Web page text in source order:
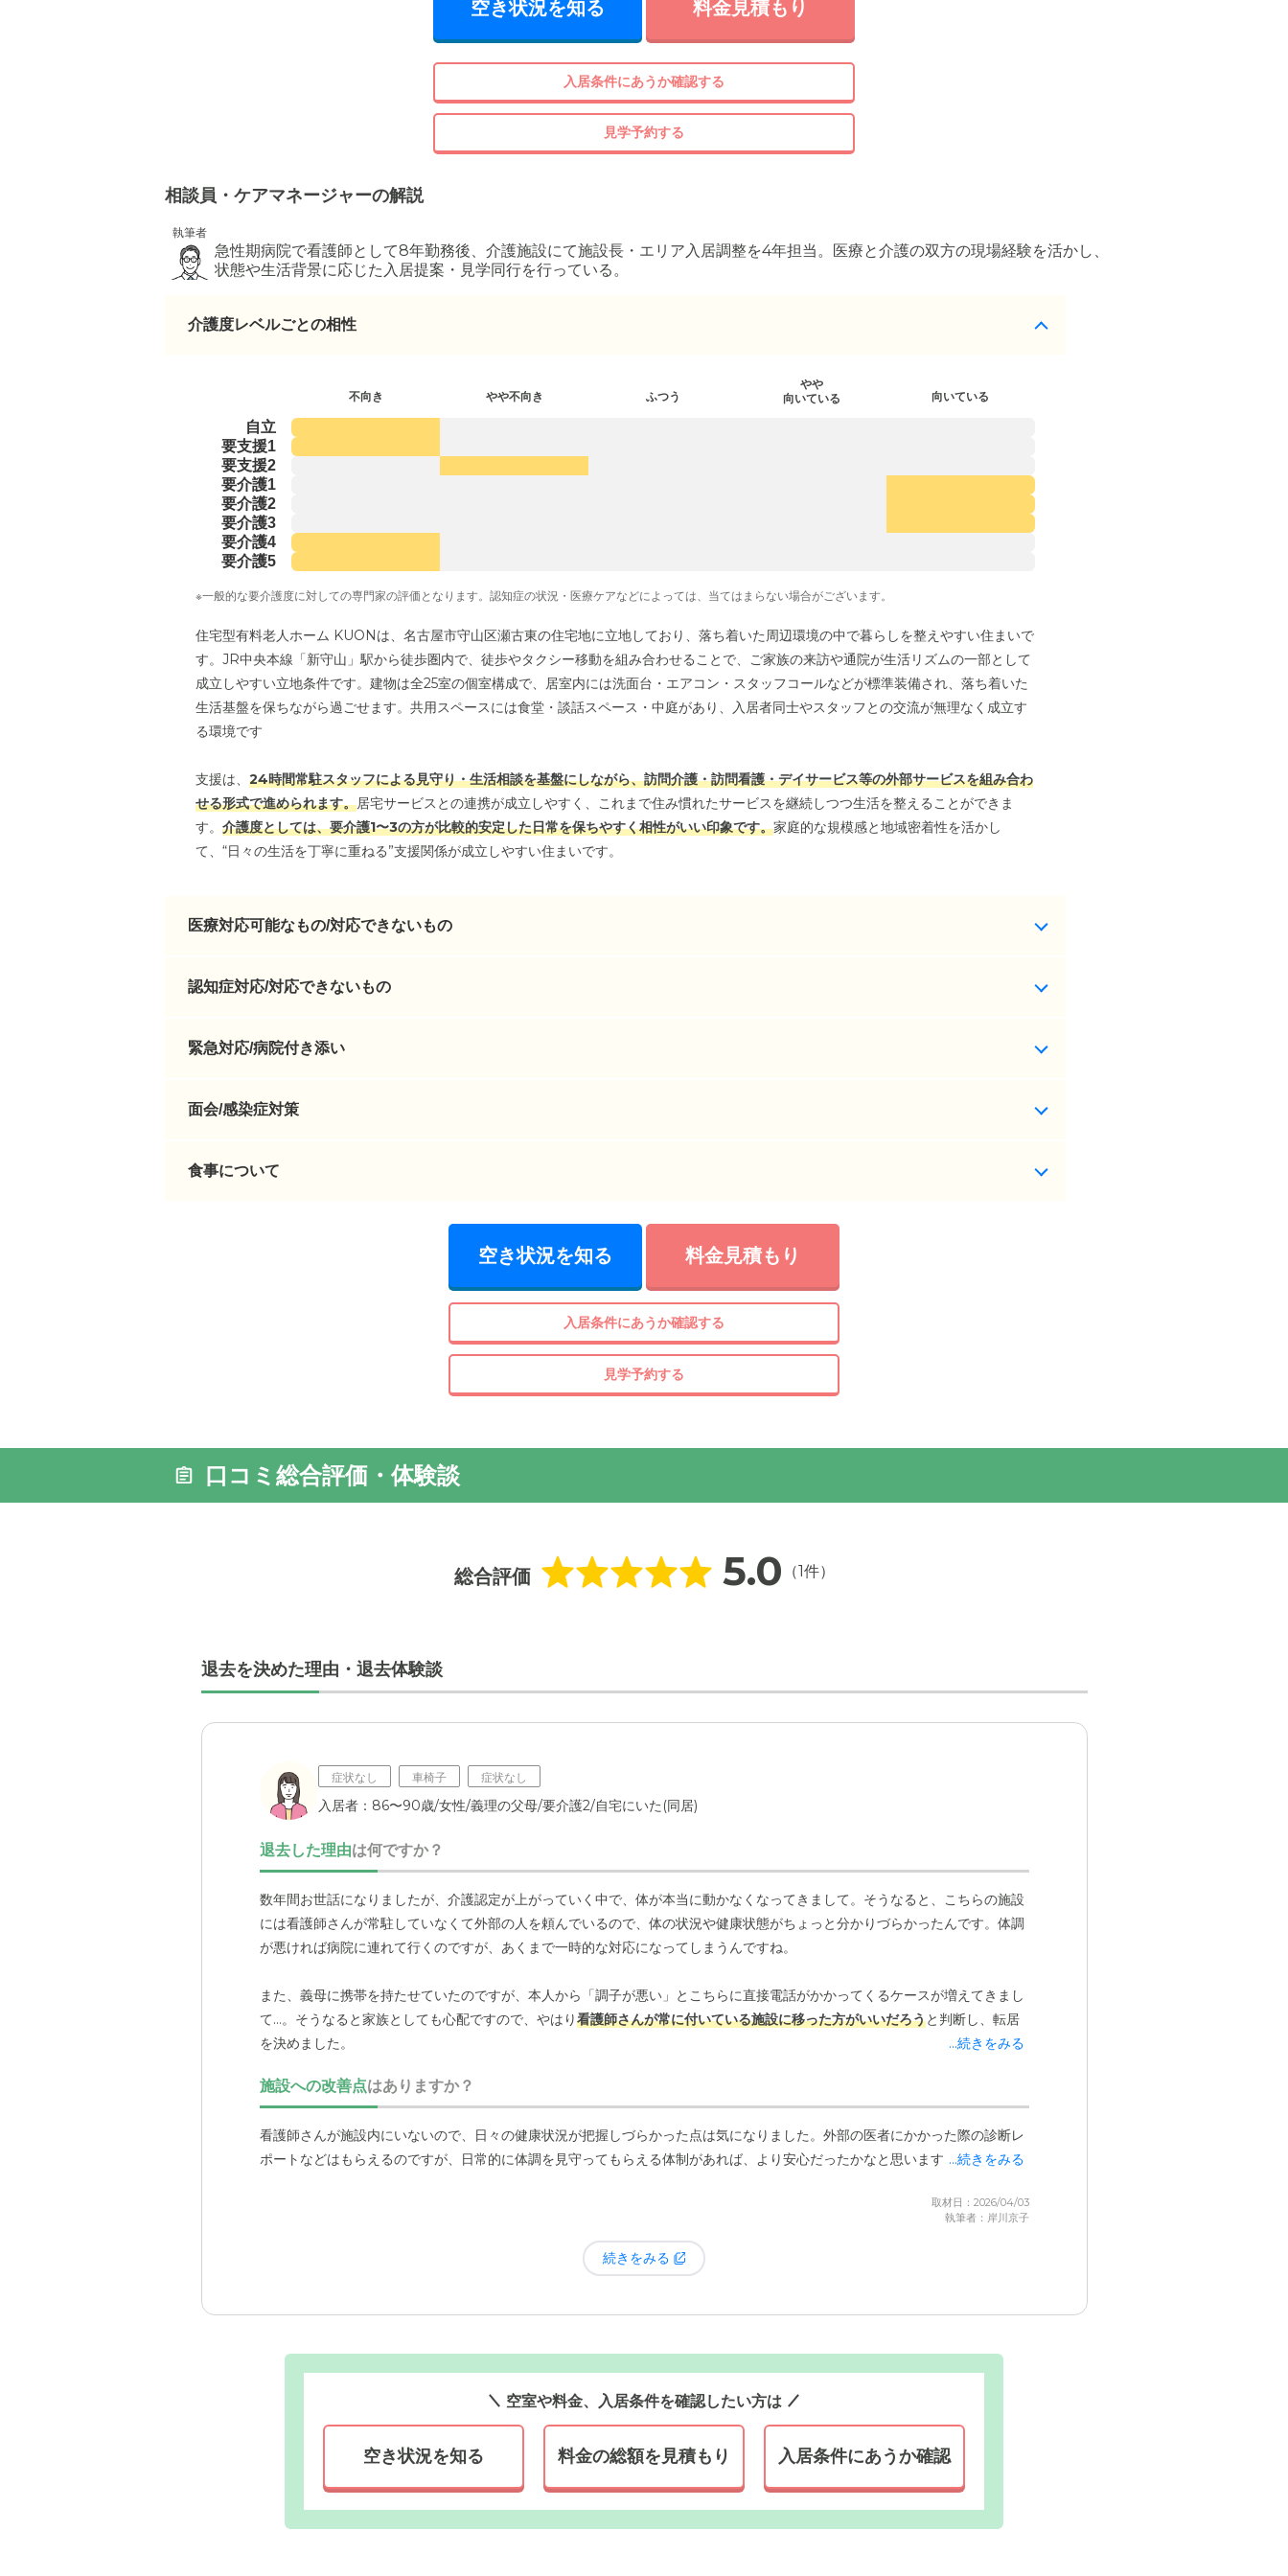
空き状況を知る 料金見積もり
入居条件にあうか確認する
見学予約する
相談員・ケアマネージャーの解説
執筆者
急性期病院で看護師として8年勤務後、介護施設にて施設長・エリア入居調整を4年担当。医療と介護の双方の現場経験を活かし、
状態や生活背景に応じた入居提案・見学同行を行っている。
介護度レベルごとの相性
不向き やや不向き ふつう
やや
向いている
向いている
自立
要支援1
要支援2
要介護1
要介護2
要介護3
要介護4
要介護5
※一般的な要介護度に対しての専門家の評価となります。認知症の状況・医療ケアなどによっては、当てはまらない場合がございます。
住宅型有料老人ホーム KUONは、名古屋市守山区瀬古東の住宅地に立地しており、落ち着いた周辺環境の中で暮らしを整えやすい住まいで
す。JR中央本線「新守山」駅から徒歩圏内で、徒歩やタクシー移動を組み合わせることで、ご家族の来訪や通院が生活リズムの一部として
成立しやすい立地条件です。建物は全25室の個室構成で、居室内には洗面台・エアコン・スタッフコールなどが標準装備され、落ち着いた
生活基盤を保ちながら過ごせます。共用スペースには食堂・談話スペース・中庭があり、入居者同士やスタッフとの交流が無理なく成立す
る環境です
支援は、 24時間常駐スタッフによる見守り・生活相談を基盤にしながら、訪問介護・訪問看護・デイサービス等の外部サービスを組み合わ
せる形式で進められます。居宅サービスとの連携が成立しやすく、これまで住み慣れたサービスを継続しつつ生活を整えることができま
す。 介護度としては、要介護1〜3の方が比較的安定した日常を保ちやすく相性がいい印象です。家庭的な規模感と地域密着性を活かし
て、“日々の生活を丁寧に重ねる”支援関係が成立しやすい住まいです。
医療対応可能なもの/対応できないもの
認知症対応/対応できないもの
緊急対応/病院付き添い
面会/感染症対策
食事について
空き状況を知る 料金見積もり
入居条件にあうか確認する
見学予約する
口コミ総合評価・体験談
総合評価 5.0 （1件）
退去を決めた理由・退去体験談
症状なし 車椅子 症状なし
入居者：86〜90歳/女性/義理の父母/要介護2/自宅にいた(同居)
退去した理由は何ですか？
数年間お世話になりましたが、介護認定が上がっていく中で、体が本当に動かなくなってきまして。そうなると、こちらの施設
には看護師さんが常駐していなくて外部の人を頼んでいるので、体の状況や健康状態がちょっと分かりづらかったんです。体調
が悪ければ病院に連れて行くのですが、あくまで一時的な対応になってしまうんですね。
また、義母に携帯を持たせていたのですが、本人から「調子が悪い」とこちらに直接電話がかかってくるケースが増えてきまし
て…。そうなると家族としても心配ですので、やはり看護師さんが常に付いている施設に移った方がいいだろうと判断し、転居
を決めました。
...続きをみる
施設への改善点はありますか？
看護師さんが施設内にいないので、日々の健康状況が把握しづらかった点は気になりました。外部の医者にかかった際の診断レ
ポートなどはもらえるのですが、日常的に体調を見守ってもらえる体制があれば、より安心だったかなと思います。...続きをみる
取材日：2026/04/03
執筆者：岸川京子
続きをみる
空室や料金、入居条件を確認したい方は
空き状況を知る 料金の総額を見積もり 入居条件にあうか確認